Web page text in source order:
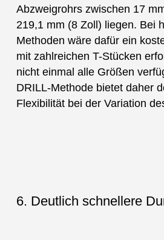
Abzweigrohrs zwischen 17
219,1 mm (8 Zoll) liegen. Bei
Methoden wäre dafür ein
mit zahlreichen T-Stücken
nicht einmal alle Größen
DRILL-Methode bietet daher
Flexibilität bei der Variation
6. Deutlich schnellere